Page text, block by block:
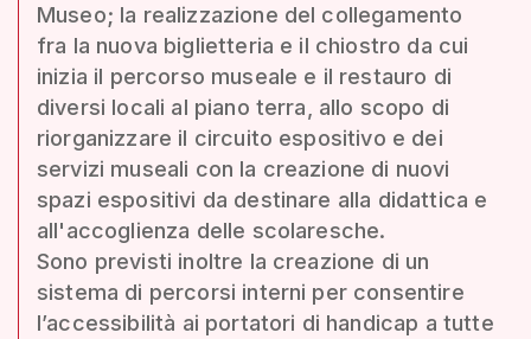
Museo; la realizzazione del collegamento
fra la nuova biglietteria e il chiostro da cui
inizia il percorso museale e il restauro di
diversi locali al piano terra, allo scopo di
riorganizzare il circuito espositivo e dei
servizi museali con la creazione di nuovi
spazi espositivi da destinare alla didattica e
all'accoglienza delle scolaresche.
Sono previsti inoltre la creazione di un
sistema di percorsi interni per consentire
l’accessibilità ai portatori di handicap a tutte